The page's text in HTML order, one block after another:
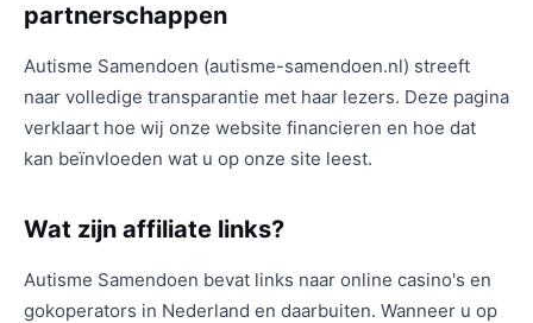
partnerschappen
Autisme Samendoen (autisme-samendoen.nl) streeft
naar volledige transparantie met haar lezers. Deze pagina
verklaart hoe wij onze website financieren en hoe dat
kan beïnvloeden wat u op onze site leest.
Wat zijn affiliate links?
Autisme Samendoen bevat links naar online casino's en
gokoperators in Nederland en daarbuiten. Wanneer u op